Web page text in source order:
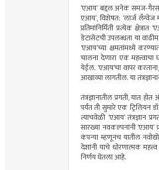
‘एआय’ बद्दल अनेक समज-
एआय’, विशेषत: ‘लार्ज
प्रतिमानिर्मिती प्रत्येक
डेटासेटची उपलब्धता या
‘एआय’च्या क्षमतांमध्ये
चालना देणारा एक महत्त्वाचा
येईल. ‘एआय’चा वापर
आखाव्या लागतील. या
तंत्रज्ञानातील प्रगती, यात
पर्यंत ती सुमारे एक ट्रिलियन
त्याचवेळी ‘एआय’ तंत्रज्ञान
सारख्या नवकल्पनांनी
कंपन्या म्हणूनच यातील
देशांनी याचे धोरणात्मक
निर्णय घेतला आहे.